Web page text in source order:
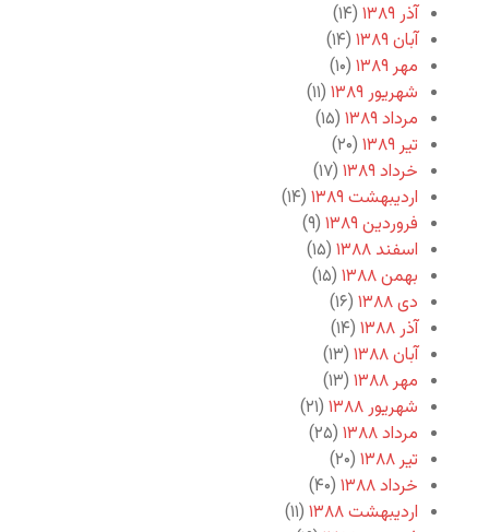
آذر ۱۳۸۹
(۱۴)
آبان ۱۳۸۹
(۱۴)
مهر ۱۳۸۹
(۱۰)
شهریور ۱۳۸۹
(۱۱)
مرداد ۱۳۸۹
(۱۵)
تیر ۱۳۸۹
(۲۰)
خرداد ۱۳۸۹
(۱۷)
اردیبهشت ۱۳۸۹
(۱۴)
فروردین ۱۳۸۹
(۹)
اسفند ۱۳۸۸
(۱۵)
بهمن ۱۳۸۸
(۱۵)
دی ۱۳۸۸
(۱۶)
آذر ۱۳۸۸
(۱۴)
آبان ۱۳۸۸
(۱۳)
مهر ۱۳۸۸
(۱۳)
شهریور ۱۳۸۸
(۲۱)
مرداد ۱۳۸۸
(۲۵)
تیر ۱۳۸۸
(۲۰)
خرداد ۱۳۸۸
(۴۰)
اردیبهشت ۱۳۸۸
(۱۱)